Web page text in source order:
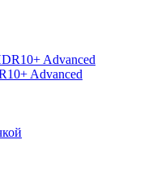
Advanced